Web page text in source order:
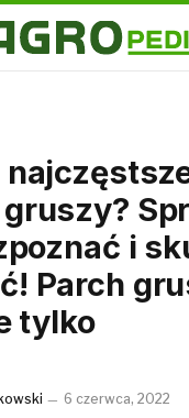
i
Parch
tylko
6 czerwca, 2022